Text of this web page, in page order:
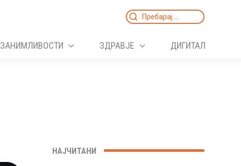
Search
ЗАНИМЛИВОСТИ ЗДРАВЈЕ ДИГИТАЛ
НАЈЧИТАНИ